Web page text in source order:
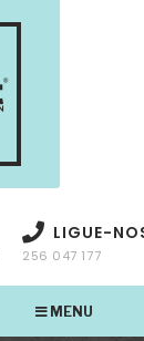
LIGUE-
256 047 177
MENU